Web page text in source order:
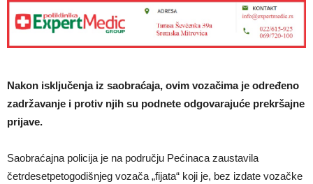
Nakon isključenja iz saobraćaja, ovim vozačima je određeno
zadržavanje i protiv njih su podnete odgovarajuće prekršajne
prijave.
Saobraćajna policija je na području Pećinaca zaustavila
četrdesetpetogodišnjeg vozača „fijata“ koji je, bez izdate vozačke